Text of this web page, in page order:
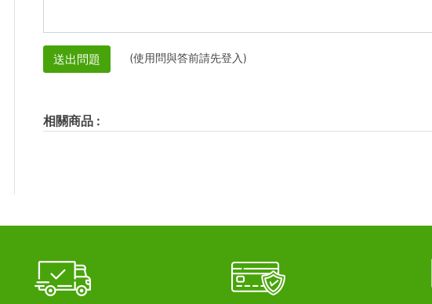
送出問題 (使用問與答前請先登入)
相關商品: